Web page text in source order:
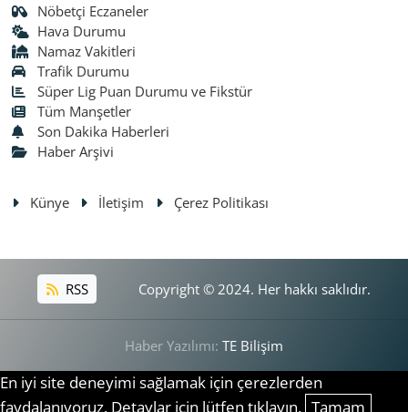
Nöbetçi Eczaneler
Hava Durumu
Namaz Vakitleri
Trafik Durumu
Süper Lig Puan Durumu ve Fikstür
Tüm Manşetler
Son Dakika Haberleri
Haber Arşivi
Künye İletişim Çerez Politikası
RSS Copyright © 2024. Her hakkı saklıdır.
Haber Yazılımı: TE Bilişim
En iyi site deneyimi sağlamak için çerezlerden
faydalanıyoruz. Detaylar için lütfen tıklayın. Tamam